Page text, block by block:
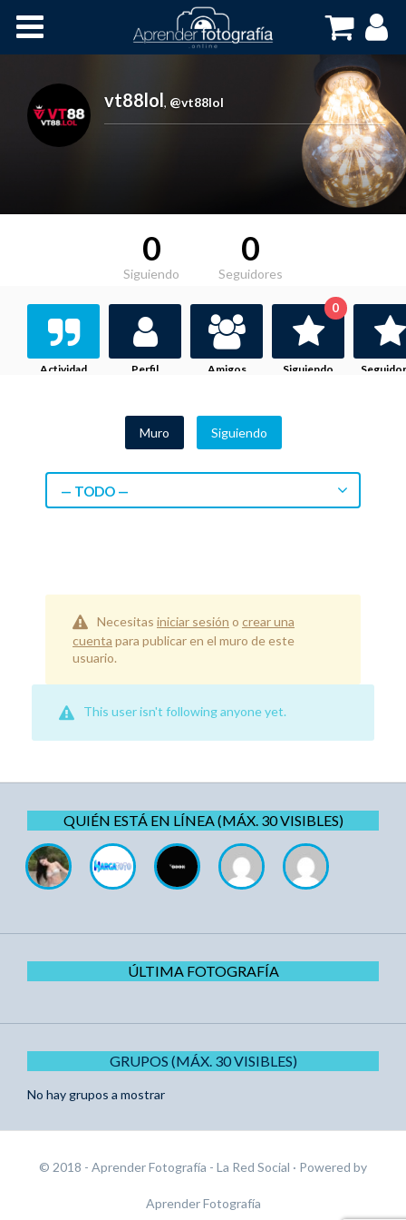
Cursos OnLine
vt88lol, @vt88lol
0
Siguiendo
0
Seguidores
Actividad Perfil Amigos Siguiendo
0
Muro Siguiendo
— TODO —
Necesitas iniciar sesión o crear una
cuenta para publicar en el muro de este
usuario.
This user isn't following anyone yet.
QUIÉN ESTÁ EN LÍNEA (MÁX. 30 VISIBLES)
ÚLTIMA FOTOGRAFÍA
GRUPOS (MÁX. 30 VISIBLES)
No hay grupos a mostrar
© 2018 - Aprender Fotografía - La Red Social · Powered by
Aprender Fotografía